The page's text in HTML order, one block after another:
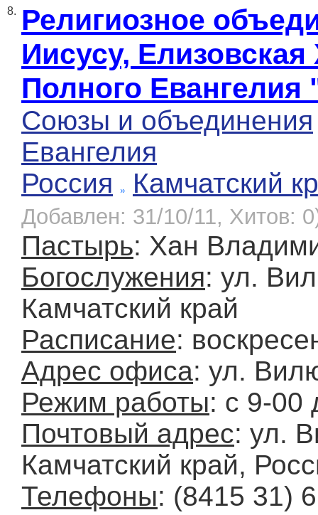
8. Религиозное
Иисусу,
Полного
Союзы и объединения
Евангелия
Россия
Камчатский
Добавлен: 31/10/11, Хитов:
Пастырь: Хан
Богослужения: ул.
Камчатский край
Расписание:
Адрес офиса: ул.
Режим работы: с 9-00
Почтовый адрес: ул.
Камчатский край,
Телефоны: (8415 31)